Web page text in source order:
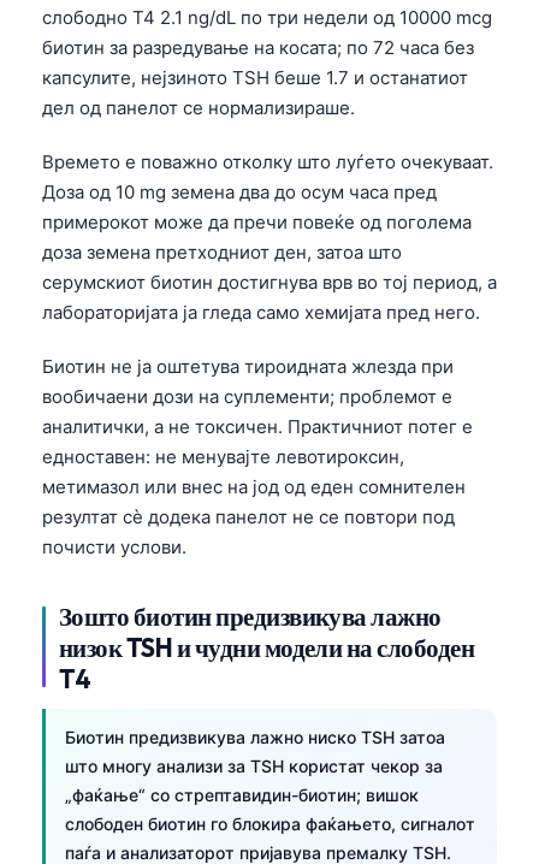
слободно T4 2.1 ng/dL по три недели од 10000 mcg
биотин за разредување на косата; по 72 часа без
капсулите, нејзиното TSH беше 1.7 и останатиот
дел од панелот се нормализираше.
Времето е поважно отколку што луѓето очекуваат.
Доза од 10 mg земена два до осум часа пред
примерокот може да пречи повеќе од поголема
доза земена претходниот ден, затоа што
серумскиот биотин достигнува врв во тој период, а
лабораторијата ја гледа само хемијата пред него.
Биотин не ја оштетува тироидната жлезда при
вообичаени дози на суплементи; проблемот е
аналитички, а не токсичен. Практичниот потег е
едноставен: не менувајте левотироксин,
метимазол или внес на јод од еден сомнителен
резултат сè додека панелот не се повтори под
почисти услови.
Зошто биотин предизвикува лажно
низок TSH и чудни модели на слободен
T4
Биотин предизвикува лажно ниско TSH затоа
што многу анализи за TSH користат чекор за
„фаќање“ со стрептавидин-биотин; вишок
слободен биотин го блокира фаќањето, сигналот
паѓа и анализаторот пријавува премалку TSH.